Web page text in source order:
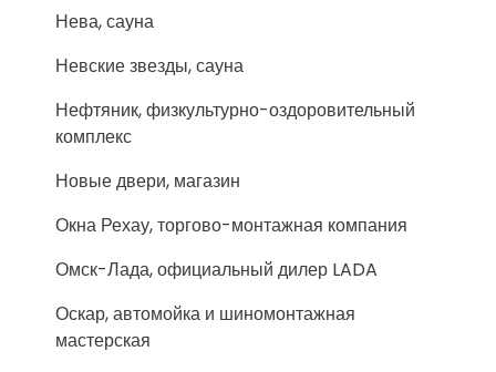
Нева, сауна
Невские звезды, сауна
Нефтяник, физкультурно-оздоровительный
комплекс
Новые двери, магазин
Окна Рехау, торгово-монтажная компания
Омск-Лада, официальный дилер LADA
Оскар, автомойка и шиномонтажная
мастерская